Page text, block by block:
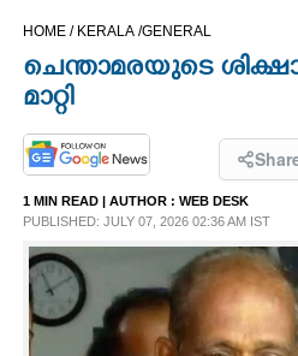
CINEMA
OPINION
PHOTOS
LIFESTYLE
SPIRITUAL
HOME / KERALA /GENERAL
ചെന്താമരയുടെ
മാറ്റി
1 MIN READ | AUTHOR : WEB DESK
PUBLISHED: JULY 07, 2026 02:36 AM IST